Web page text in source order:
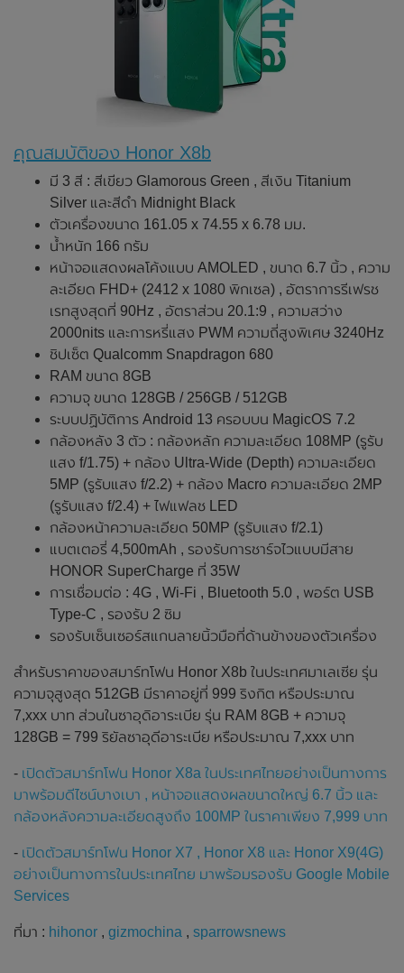
คุณสมบัติของ Honor X8b
มี 3 สี : สีเขียว Glamorous Green , สีเงิน Titanium
Silver และสีดำ Midnight Black
ตัวเครื่องขนาด 161.05 x 74.55 x 6.78 มม.
น้ำหนัก 166 กรัม
หน้าจอแสดงผลโค้งแบบ AMOLED , ขนาด 6.7 นิ้ว , ความ
ละเอียด FHD+ (2412 x 1080 พิกเซล) , อัตราการรีเฟรช
เรทสูงสุดที่ 90Hz , อัตราส่วน 20.1:9 , ความสว่าง
2000nits และการหรี่แสง PWM ความถี่สูงพิเศษ 3240Hz
ชิปเซ็ต Qualcomm Snapdragon 680
RAM ขนาด 8GB
ความจุ ขนาด 128GB / 256GB / 512GB
ระบบปฏิบัติการ Android 13 ครอบบน MagicOS 7.2
กล้องหลัง 3 ตัว : กล้องหลัก ความละเอียด 108MP (รูรับ
แสง f/1.75) + กล้อง Ultra-Wide (Depth) ความละเอียด
5MP (รูรับแสง f/2.2) + กล้อง Macro ความละเอียด 2MP
(รูรับแสง f/2.4) + ไฟแฟลช LED
กล้องหน้าความละเอียด 50MP (รูรับแสง f/2.1)
แบตเตอรี่ 4,500mAh , รองรับการชาร์จไวแบบมีสาย
HONOR SuperCharge ที่ 35W
การเชื่อมต่อ : 4G , Wi-Fi , Bluetooth 5.0 , พอร์ต USB
Type-C , รองรับ 2 ซิม
รองรับเซ็นเซอร์สแกนลายนิ้วมือที่ด้านข้างของตัวเครื่อง
สำหรับราคาของสมาร์ทโฟน Honor X8b ในประเทศมาเลเซีย รุ่น
ความจุสูงสุด 512GB มีราคาอยู่ที่ 999 ริงกิต หรือประมาณ
7,xxx บาท ส่วนในซาอุดิอาระเบีย รุ่น RAM 8GB + ความจุ
128GB = 799 ริยัลซาอุดีอาระเบีย หรือประมาณ 7,xxx บาท
- เปิดตัวสมาร์ทโฟน Honor X8a ในประเทศไทยอย่างเป็นทางการ
มาพร้อมดีไซน์บางเบา , หน้าจอแสดงผลขนาดใหญ่ 6.7 นิ้ว และ
กล้องหลังความละเอียดสูงถึง 100MP ในราคาเพียง 7,999 บาท
- เปิดตัวสมาร์ทโฟน Honor X7 , Honor X8 และ Honor X9(4G)
อย่างเป็นทางการในประเทศไทย มาพร้อมรองรับ Google Mobile
Services
ที่มา : hihonor , gizmochina , sparrowsnews